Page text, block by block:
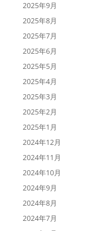
2025年9月
2025年8月
2025年7月
2025年6月
2025年5月
2025年4月
2025年3月
2025年2月
2025年1月
2024年12月
2024年11月
2024年10月
2024年9月
2024年8月
2024年7月